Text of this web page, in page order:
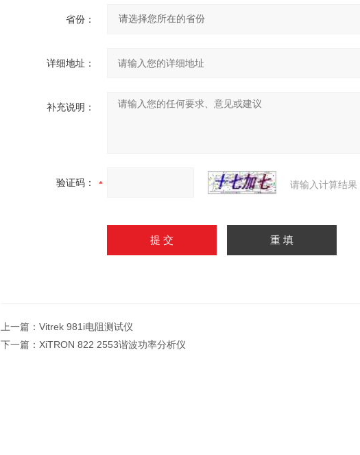
省份：
详细地址：
补充说明：
验证码： 请输入计算结
上一篇：Vitrek 981i电阻测试仪
下一篇： XiTRON 822 2553谐波功率分析仪